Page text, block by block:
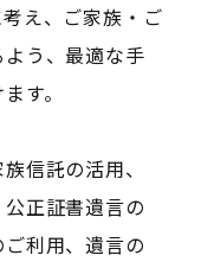
え、ご家族・ご
う、最適な手
す。
信託の活用、
正証書遺言の
利用、遺言の